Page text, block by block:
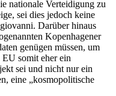
nationale Verteidigung zu
sei dies jedoch keine
Darüber hinaus
Kopenhagener
genügen müssen, um
somit eher ein
sei und nicht nur ein
eine „kosmopolitische